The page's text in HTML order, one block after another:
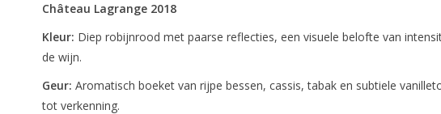
Château Lagrange 2018
Kleur: Diep robijnrood met paarse reflecties, een visuele belofte van
de wijn.
Geur: Aromatisch boeket van rijpe bessen, cassis, tabak en subtiele
tot verkenning.